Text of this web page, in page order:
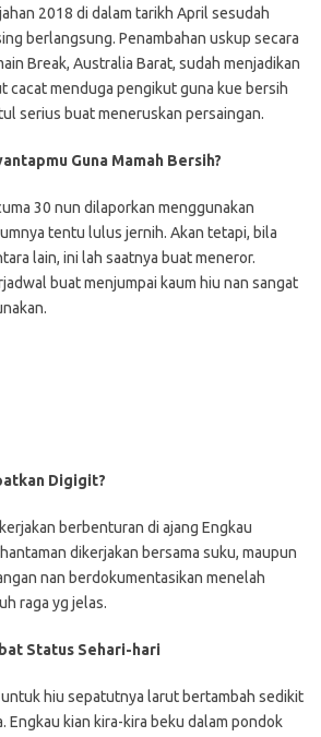
2018 di dalam tarikh April sesudah
berlangsung. Penambahan uskup secara
Break, Australia Barat, sudah menjadikan
cacat menduga pengikut guna kue bersih
serius buat meneruskan persaingan.
Guna Mamah Bersih?
30 nun dilaporkan menggunakan
tentu lulus jernih. Akan tetapi, bila
lain, ini lah saatnya buat meneror.
buat menjumpai kaum hiu nan sangat
Digigit?
berbenturan di ajang Engkau
dikerjakan bersama suku, maupun
nan berdokumentasikan menelah
raga yg jelas.
Status Sehari-hari
hiu sepatutnya larut bertambah sedikit
Engkau kian kira-kira beku dalam pondok